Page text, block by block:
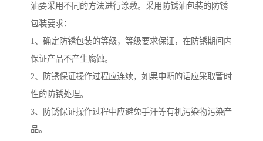
油要采用不同的方法进行涂敷。采用防锈油包装的防锈
包装要求：
1、确定防锈包装的等级，等级要求保证，在防锈期间内
保证产品不产生腐蚀。
2、防锈保证操作过程应连续，如果中断的话应采取暂时
性的防锈处理。
3、防锈保证操作过程中应避免手汗等有机污染物污染产
品。